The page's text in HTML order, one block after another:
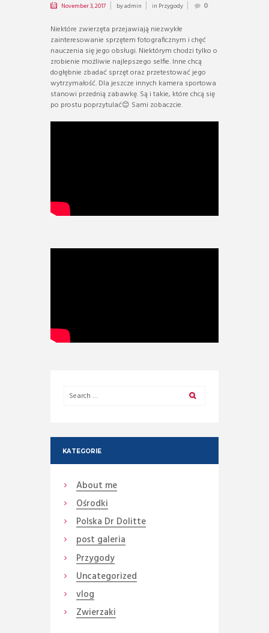
November 3, 2017 byadmin in Przygody 0
Niektóre zwierzęta przejawiają niezwykłe
zainteresowanie sprzętem fotograficznym i chęć
nauczenia się jego obsługi. Niektórym chodzi tylko o
zrobienie możliwie najlepszego selfie. Inne chcą
dogłębnie zbadać sprzęt oraz przetestować jego
wytrzymałość. Dla jeszcze innych kamera sportowa
stanowi przednią zabawkę. Są i takie, które chcą się
po prostu poprzytulać😊 Sami zobaczcie.
KATEGORIE
About me
Ośrodki
Polska Dr Dolitte
post galeria
Przygody
Uncategorized
vlog
Zwierzaki